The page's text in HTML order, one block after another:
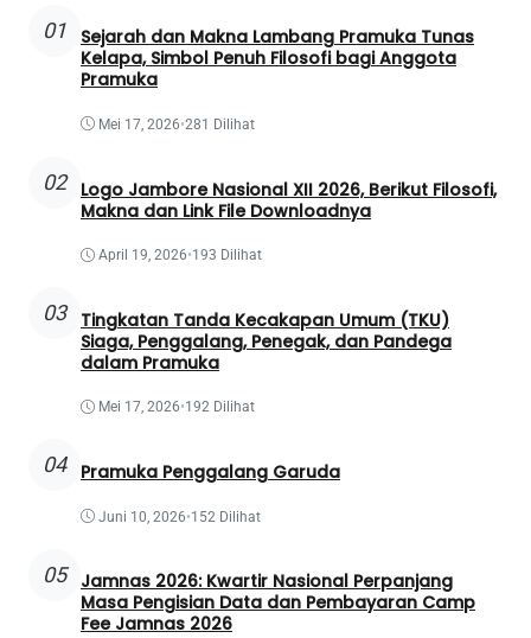
01
Sejarah dan Makna Lambang Pramuka Tunas
Kelapa, Simbol Penuh Filosofi bagi Anggota
Pramuka
Mei 17, 2026•281 Dilihat
02
Logo Jambore Nasional XII 2026, Berikut Filosofi,
Makna dan Link File Downloadnya
April 19, 2026•193 Dilihat
03
Tingkatan Tanda Kecakapan Umum (TKU)
Siaga, Penggalang, Penegak, dan Pandega
dalam Pramuka
Mei 17, 2026•192 Dilihat
04 Pramuka Penggalang Garuda
Juni 10, 2026•152 Dilihat
05
Jamnas 2026: Kwartir Nasional Perpanjang
Masa Pengisian Data dan Pembayaran Camp
Fee Jamnas 2026